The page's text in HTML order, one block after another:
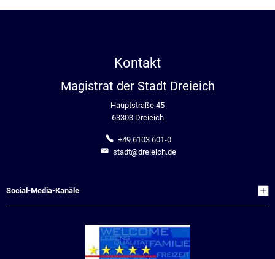
Kontakt
Magistrat der Stadt Dreieich
Hauptstraße 45
63303 Dreieich
+49 6103 601-0
stadt@dreieich.de
Social-Media-Kanäle